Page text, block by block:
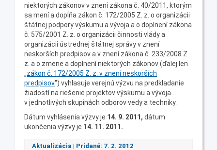
niektorých zákonov v znení zákona č. 40/2011, ktorým
sa mení a dopĺňa zákon č. 172/2005 Z. z. o organizácii
štátnej podpory výskumu a vývoja a o doplnení zákona
č. 575/2001 Z. z. o organizácii činnosti vlády a
organizácii ústrednej štátnej správy v znení
neskorších predpisov a v znení zákona č. 233/2008 Z.
z. a o zmene a doplnení niektorých zákonov (ďalej len
„zákon č. 172/2005 Z. z. v znení neskorších
predpisov") vyhlasuje verejnú výzvu na predkladanie
žiadostí na riešenie projektov výskumu a vývoja
v jednotlivých skupinách odborov vedy a techniky.
Dátum vyhlásenia výzvy je 14. 9. 2011, dátum
ukončenia výzvy je 14. 11. 2011.
Aktualizácia | Pridané: 7. 2. 2012